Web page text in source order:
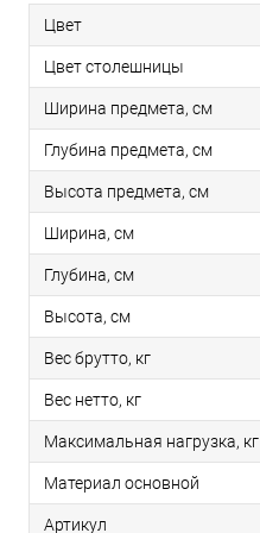
Цвет
Цвет столешницы
Ширина предмета, см
Глубина предмета, см
Высота предмета, см
Ширина, см
Глубина, см
Высота, см
Вес брутто, кг
Вес нетто, кг
Максимальная нагрузка, кг
Материал основной
Артикул